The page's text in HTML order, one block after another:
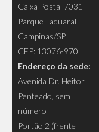
Caixa Postal 7031 —
Parque Taquaral —
Campinas/SP
CEP: 13076-970
Endereço da sede:
Avenida Dr. Heitor
Penteado, sem
número
Portão 2 (frente